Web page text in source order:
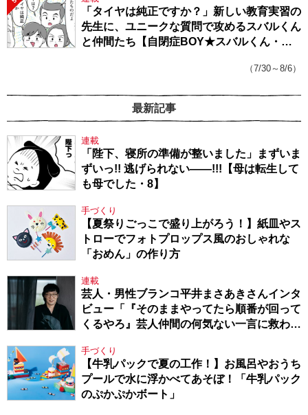
「タイヤは純正ですか？」新しい教育実習の
先生に、ユニークな質問で攻めるスバルくん
と仲間たち【自閉症BOY★スバルくん・
（7/30～8/6）
最新記事
連載
「陛下、寝所の準備が整いました」まずいま
ずいっ!! 逃げられない――!!!【母は転生して
も母でした・8】
手づくり
【夏祭りごっこで盛り上がろう！】紙皿やス
トローでフォトプロップス風のおしゃれな
「おめん」の作り方
連載
芸人・男性ブランコ平井まさあきさんインタ
ビュー「『そのままやってたら順番が回って
くるやろ』芸人仲間の何気ない一言に救われ
手づくり
【牛乳パックで夏の工作！】お風呂やおうち
プールで水に浮かべてあそぼ！「牛乳パック
のぷかぷかボート」